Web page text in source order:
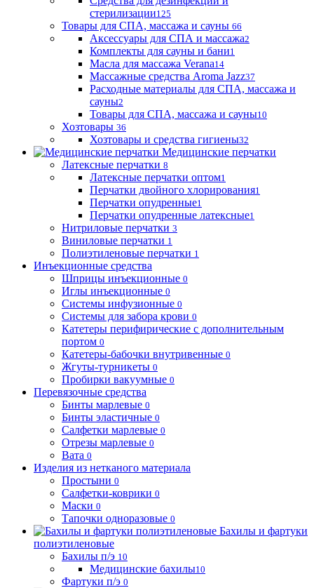
стерилизации125
Товары для СПА, массажа и сауны 66
Аксессуары для СПА и массажа2
Комплекты для сауны и бани1
Масла для массажа Verana14
Массажные средства Aroma Jazz37
Расходные материалы для СПА, массажа и
сауны2
Товары для СПА, массажа и сауны10
Хозтовары 36
Хозтовары и средства гигиены32
Медицинские перчатки
Латексные перчатки 8
Латексные перчатки оптом1
Перчатки двойного хлорирования1
Перчатки опудренные1
Перчатки опудренные латексные1
Нитриловые перчатки 3
Виниловые перчатки 1
Полиэтиленовые перчатки 1
Инъекционные средства
Шприцы инъекционные 0
Иглы инъекционные 0
Системы инфузионные 0
Системы для забора крови 0
Катетеры перифирические с дополнительным
портом 0
Катетеры-бабочки внутривенные 0
Жгуты-турникеты 0
Пробирки вакуумные 0
Перевязочные средства
Бинты марлевые 0
Бинты эластичные 0
Салфетки марлевые 0
Отрезы марлевые 0
Вата 0
Изделия из нетканого материала
Простыни 0
Салфетки-коврики 0
Маски 0
Тапочки одноразовые 0
Бахилы и фартуки
полиэтиленовые
Бахилы п/э 10
Медицинские бахилы10
Фартуки п/э 0